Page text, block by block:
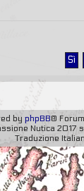
by phpBB®
Nutica 2017
Traduzione